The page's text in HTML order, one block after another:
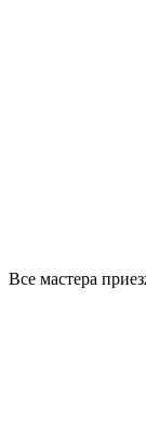
Все мастера